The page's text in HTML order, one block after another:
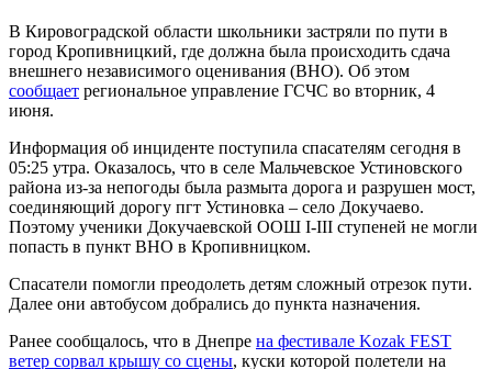
В Кировоградской области школьники застряли по пути в
город Кропивницкий, где должна была происходить сдача
внешнего независимого оценивания (ВНО). Об этом
сообщает региональное управление ГСЧС во вторник, 4
июня.
Информация об инциденте поступила спасателям сегодня в
05:25 утра. Оказалось, что в селе Мальчевское Устиновского
района из-за непогоды была размыта дорога и разрушен мост,
соединяющий дорогу пгт Устиновка – село Докучаево.
Поэтому ученики Докучаевской ООШ I-III ступеней не могли
попасть в пункт ВНО в Кропивницком.
Спасатели помогли преодолеть детям сложный отрезок пути.
Далее они автобусом добрались до пункта назначения.
Ранее сообщалось, что в Днепре на фестивале Kozak FEST
ветер сорвал крышу со сцены, куски которой полетели на